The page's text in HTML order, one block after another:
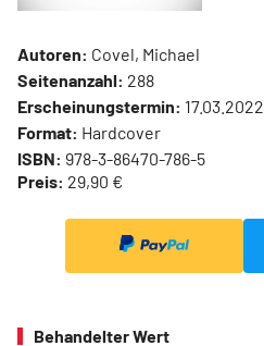
Autoren: Covel, Michael
Seitenanzahl: 288
Erscheinungstermin: 17.03.2022
Format: Hardcover
ISBN: 978-3-86470-786-5
Preis: 29,90 €
Behandelter Wert